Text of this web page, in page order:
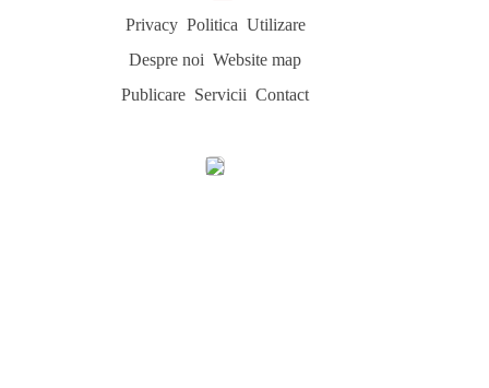
Privacy Politica Utilizare
Despre noi Website map
Publicare Servicii Contact